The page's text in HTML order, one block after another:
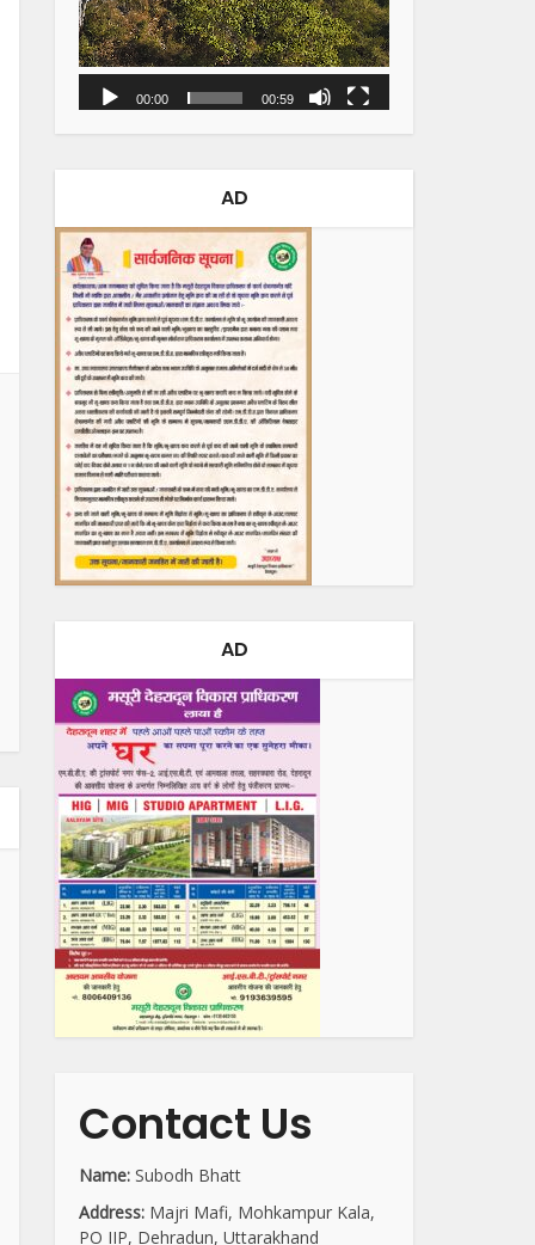
00:00 00:59
AD
AD
Contact Us
Name: Subodh Bhatt
Address: Majri Mafi, Mohkampur Kala,
PO IIP, Dehradun, Uttarakhand